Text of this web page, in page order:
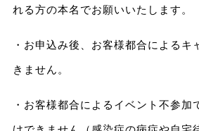
れる方の本名でお願いいたします。
・お申込み後、お客様都合によるキ
きません。
・お客様都合によるイベント不参加